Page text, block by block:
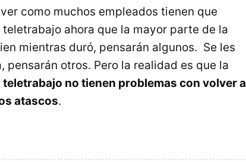
como muchos empleados tienen que
ahora que la mayor parte de la
mientras duró, pensarán algunos. Se les
pensarán otros. Pero la realidad es que la
teletrabajo no tienen problemas con volver a
atascos.